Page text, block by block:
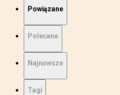
Powiązane
Polecane
Najnowsze
Tagi